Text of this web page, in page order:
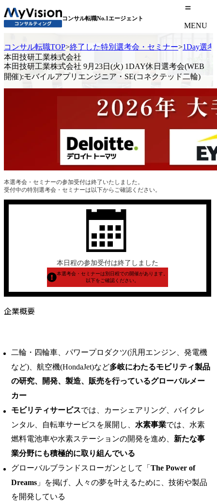
コンサル転職No.1エージェント
MENU
コンサル転職TOP>終了した特別選考会・セミナー>1Day選考
本田技研工業株式会社
本田技研工業株式会社 9月23日(火) 1DAY休日選考会(WEB
開催):モバイルアプリエンジニア・SE(コネクテッド二輪)
本選考会・セミナーの参加受付は終了いたしました。
受付中の特別選考会・セミナーは以下からご確認ください。
本日程の参加受付は終了しました
本選考会・セミナーは別日程での開催があります。
以下をご確認ください。
企業概要
二輪・四輪車、パワープロダクツ(汎用エンジン、発電機
など)、航空機(HondaJet)など多岐にわたるモビリティ製品
の研究、開発、製造、販売を行っているグローバルメー
カー
モビリティサービスでは、カーシェアリング、バイクレ
ンタル、自転車サービスを展開し、 水素事業では、水素
燃料電池車や水素ステーションの開発を進め、 新たな事
業分野にも積極的に取り組んでいる
グローバルブランドスローガンとして「 The Power of
Dreams 」を掲げ、人々の夢を叶えるために、技術や製品
を開発している